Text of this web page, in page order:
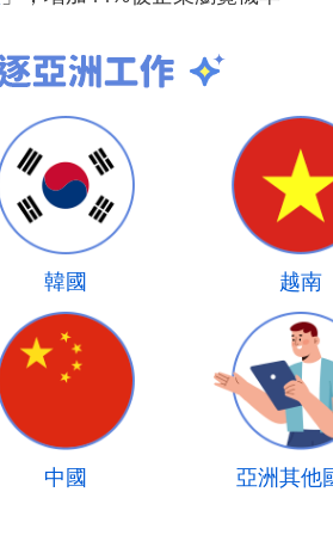
韓國 越南
中國 亞洲其他